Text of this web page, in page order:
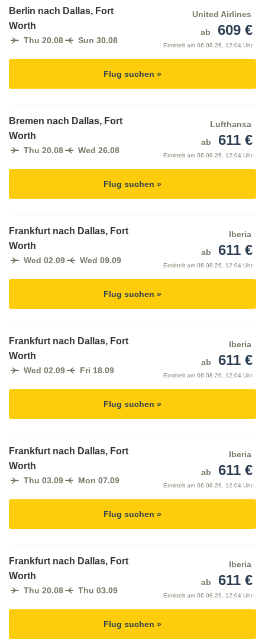
Berlin nach Dallas, Fort
Worth
Thu 20.08 Sun 30.08
United Airlines
ab
609 €
Ermittelt am 06.08.26, 12:04 Uhr
Flug suchen »
Bremen nach Dallas, Fort
Worth
Thu 20.08 Wed 26.08
Lufthansa
ab
611 €
Ermittelt am 06.08.26, 12:04 Uhr
Flug suchen »
Frankfurt nach Dallas, Fort
Worth
Wed 02.09 Wed 09.09
Iberia
ab
611 €
Ermittelt am 06.08.26, 12:04 Uhr
Flug suchen »
Frankfurt nach Dallas, Fort
Worth
Wed 02.09 Fri 18.09
Iberia
ab
611 €
Ermittelt am 06.08.26, 12:04 Uhr
Flug suchen »
Frankfurt nach Dallas, Fort
Worth
Thu 03.09 Mon 07.09
Iberia
ab
611 €
Ermittelt am 06.08.26, 12:04 Uhr
Flug suchen »
Frankfurt nach Dallas, Fort
Worth
Thu 20.08 Thu 03.09
Iberia
ab
611 €
Ermittelt am 06.08.26, 12:04 Uhr
Flug suchen »